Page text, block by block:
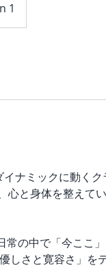
1
ナミックに動く
心と身体を整えて
常の中で「今ここ
しさと寛容さ」を